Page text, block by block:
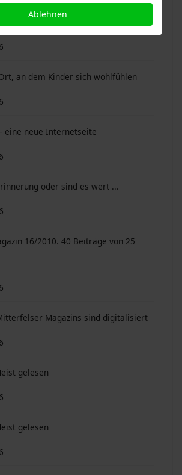
Vergnügen im Burgmuseum
an dem Kinder sich wohlfühlen
eine neue Internetseite
oder sind es wert ...
16/2010. 40 Beiträge von 25
Magazins sind digitalisiert
gelesen
gelesen
Ablehnen